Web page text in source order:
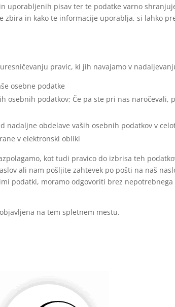
uporabljenih pisav ter te podatke varno
zbira in kako te informacije uporablja, si lahko
pravic, ki jih navajamo v
osebne podatke
podatkov; Če pa ste pri nas naročevali,
nadaljne obdelave vaših osebnih podatkov v
v elektronski obliki
kot tudi pravico do izbrisa teh
ali nam pošljite zahtevek po pošti na naš
podatki, moramo odgovoriti brez
na tem spletnem mestu.